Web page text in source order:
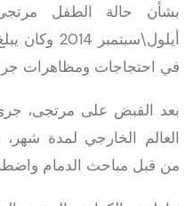
بشأن حالة الطفل
في احتجاجات ومظاهرات
بعد القبض على مرتجى،
العالم الخارجي لمدة
من قبل مباحث الدمام